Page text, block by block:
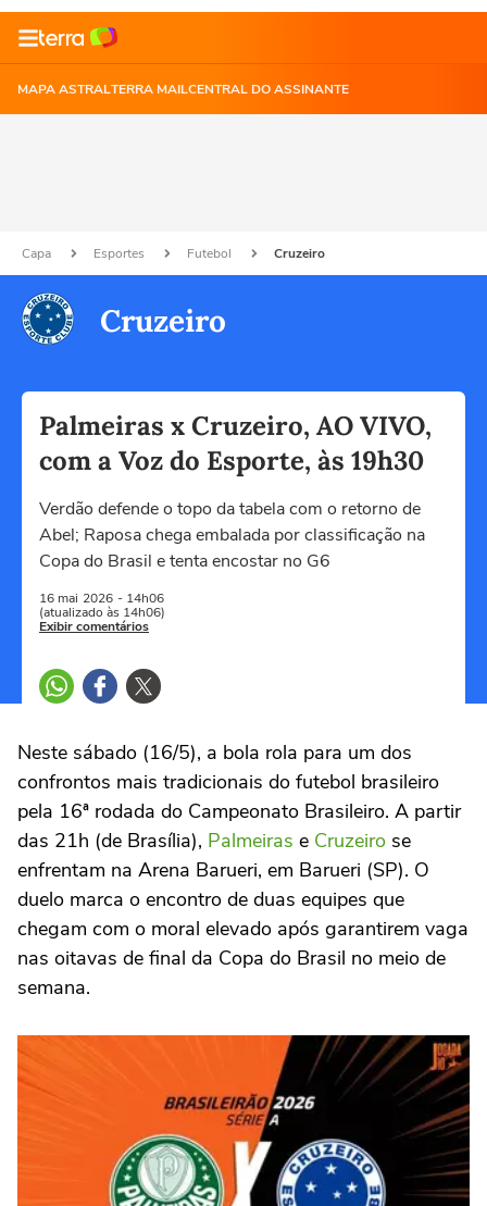
MAPA ASTRALTERRA MAILCENTRAL DO ASSINANTE
Capa Esportes Futebol Cruzeiro
Cruzeiro
Palmeiras x Cruzeiro, AO VIVO,
com a Voz do Esporte, às 19h30
Verdão defende o topo da tabela com o retorno de
Abel; Raposa chega embalada por classificação na
Copa do Brasil e tenta encostar no G6
16 mai 2026 - 14h06
(atualizado às 14h06)
Exibir comentários
Neste sábado (16/5), a bola rola para um dos
confrontos mais tradicionais do futebol brasileiro
pela 16ª rodada do Campeonato Brasileiro. A partir
das 21h (de Brasília), Palmeiras e Cruzeiro se
enfrentam na Arena Barueri, em Barueri (SP). O
duelo marca o encontro de duas equipes que
chegam com o moral elevado após garantirem vaga
nas oitavas de final da Copa do Brasil no meio de
semana.